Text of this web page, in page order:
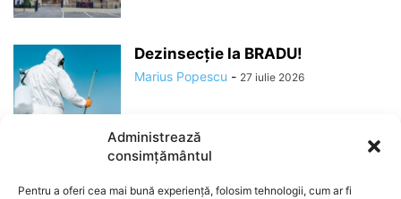
Administrează
consimțământul
Pentru a oferi cea mai bună experiență, folosim tehnologii, cum ar fi
Dezinsecție la BRADU!
Marius Popescu - 27 iulie 2026